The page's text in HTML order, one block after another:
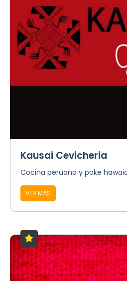
Kausai Cevicheria
Cocina peruana y poke
VER MÁS